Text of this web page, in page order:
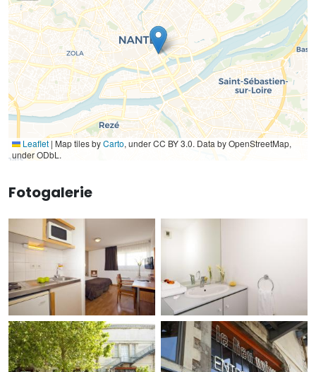
Leaflet | Map tiles byCarto, under CC BY 3.0. Data by OpenStreetMap,
under ODbL.
Fotogalerie